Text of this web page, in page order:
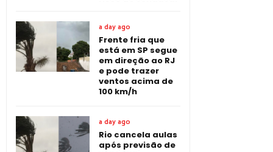
a day ago
Frente fria que
está em SP segue
em direção ao RJ
e pode trazer
ventos acima de
100 km/h
a day ago
Rio cancela aulas
após previsão de